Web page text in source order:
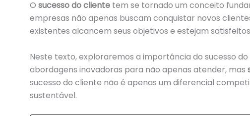
O sucesso do cliente tem se tornado um conceito
empresas não apenas buscam conquistar novos
existentes alcancem seus objetivos e estejam
Neste texto, exploraremos a importância do sucesso
abordagens inovadoras para não apenas atender, mas
sucesso do cliente não é apenas um diferencial
sustentável.